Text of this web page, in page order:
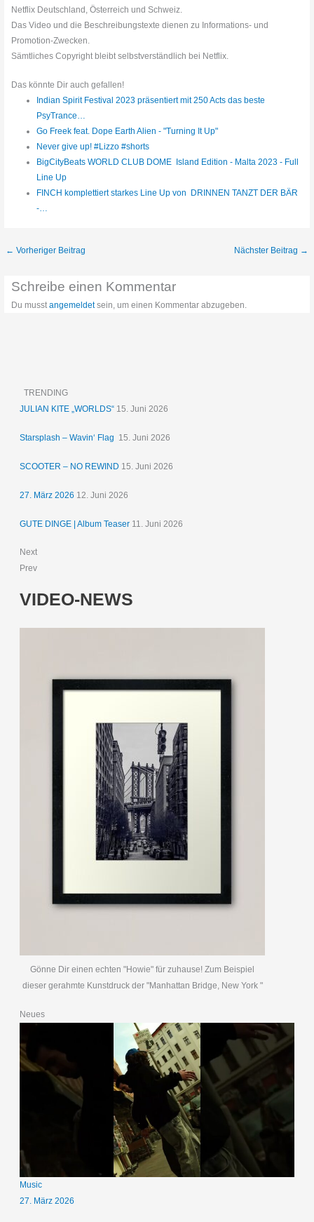
Netflix Deutschland, Österreich und Schweiz.
Das Video und die Beschreibungstexte dienen zu Informations- und
Promotion-Zwecken.
Sämtliches Copyright bleibt selbstverständlich bei Netflix.
Das könnte Dir auch gefallen!
Indian Spirit Festival 2023 präsentiert mit 250 Acts das beste
PsyTrance…
Go Freek feat. Dope Earth Alien - "Turning It Up"
Never give up! #Lizzo #shorts
BigCityBeats WORLD CLUB DOME Island Edition - Malta 2023 - Full
Line Up
FINCH komplettiert starkes Line Up von DRINNEN TANZT DER BÄR
-…
← Vorheriger Beitrag Nächster Beitrag →
Schreibe einen Kommentar
Du musstangemeldetsein, um einen Kommentar abzugeben.
TRENDING
JULIAN KITE „WORLDS“ 15. Juni 2026
Starsplash – Wavin‘ Flag 15. Juni 2026
SCOOTER – NO REWIND 15. Juni 2026
27. März 2026 12. Juni 2026
GUTE DINGE | Album Teaser 11. Juni 2026
Next
Prev
VIDEO-NEWS
Gönne Dir einen echten "Howie" für zuhause! Zum Beispiel
dieser gerahmte Kunstdruck der "Manhattan Bridge, New York "
Neues
Music
27. März 2026